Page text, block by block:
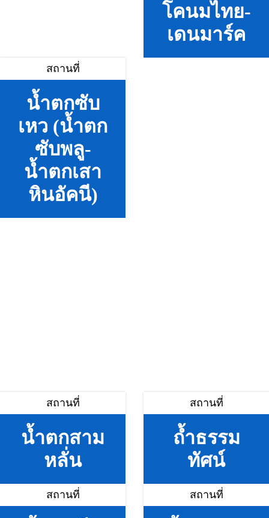
โคนมไทย-
เดนมาร์ค
สถานที่
น้ำตกซับ
เหว (น้ำตก
ซับพลู-
น้ำตกเสา
หินอัคนี)
สถานที่
น้ำตกสาม
หลั่น
สถานที่
ถ้ำธรรม
ทัศน์
สถานที่ สถานที่